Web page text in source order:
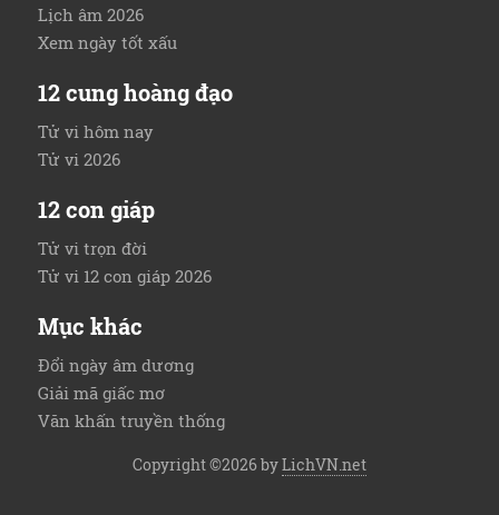
Lịch âm 2026
Xem ngày tốt xấu
12 cung hoàng đạo
Tử vi hôm nay
Tử vi 2026
12 con giáp
Tử vi trọn đời
Tử vi 12 con giáp 2026
Mục khác
Đổi ngày âm dương
Giải mã giấc mơ
Văn khấn truyền thống
Copyright ©2026 byLichVN.net